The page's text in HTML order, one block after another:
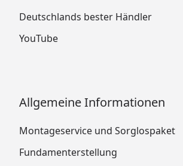
Deutschlands bester Händler
YouTube
Allgemeine Informationen
Montageservice und Sorglospaket
Fundamenterstellung